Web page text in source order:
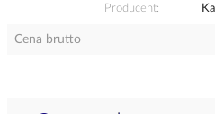
Producent
Cena brutto